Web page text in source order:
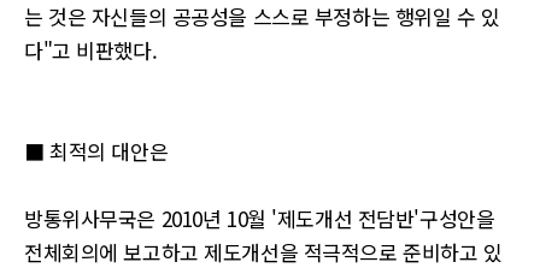
는 것은 자신들의 공공성을 스스로 부정하는 행위일 수 있
다"고 비판했다.
■ 최적의 대안은
방통위사무국은 2010년 10월 '제도개선 전담반'구성안을
전체회의에 보고하고 제도개선을 적극적으로 준비하고 있